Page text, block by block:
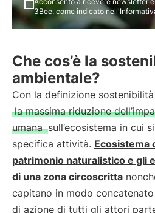
3Bee, come indicato nell'
Che cos’è la
ambientale?
Con la definizione
la massima riduzione
umana sull’ecosistema in cui
specifica attività. Ecosistema
patrimonio naturalistico e gli
di una zona circoscritta
capitano in modo
di azione di tutti gli attori